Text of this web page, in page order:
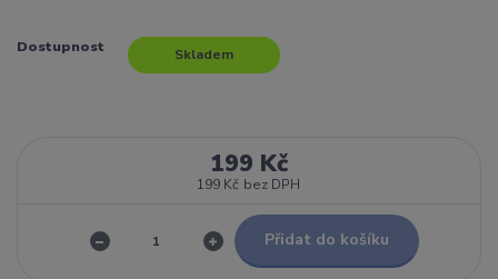
Dostupnost Skladem
199 Kč
199 Kč bez DPH
Přidat do košíku